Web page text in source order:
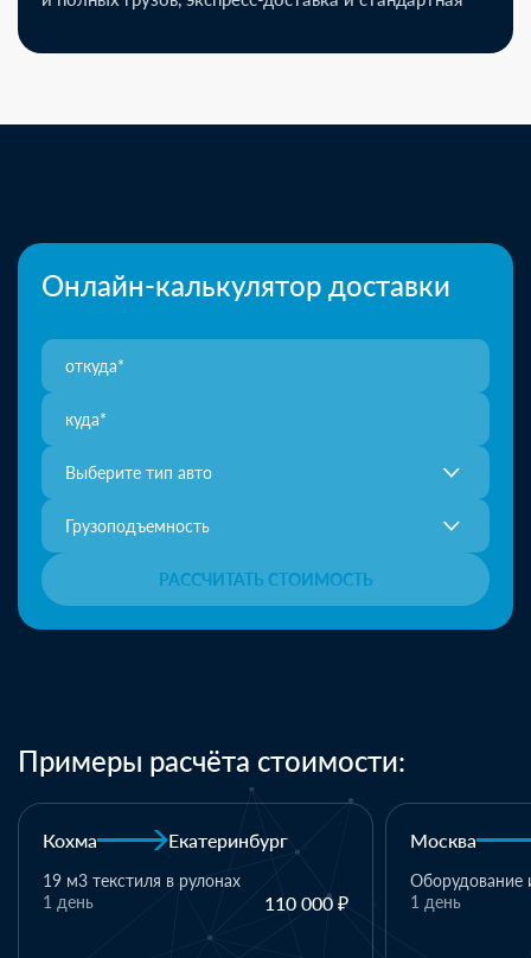
Онлайн-калькулятор доставки
Выберите тип авто
Грузоподъемность
РАССЧИТАТЬ СТОИМОСТЬ
Примеры расчёта стоимости:
000 ₽
Москва Казань
Оборудование и комплектующие
110 000 ₽